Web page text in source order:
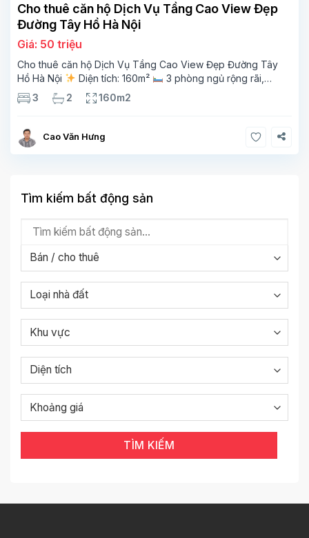
Cho thuê căn hộ Dịch Vụ Tầng Cao View Đẹp
Đường Tây Hồ Hà Nội
Giá: 50 triệu
Cho thuê căn hộ Dịch Vụ Tầng Cao View Đẹp Đường Tây
Hồ Hà Nội
Diện tích: 160m²
3 phòng ngủ rộng rãi,
thoáng sáng
2 phòng tắm tiện nghi
khách hiện đại, ban công thoáng mát
3 2 160m2
Cao Văn Hưng
Tìm kiếm bất động sản
TÌM KIẾM